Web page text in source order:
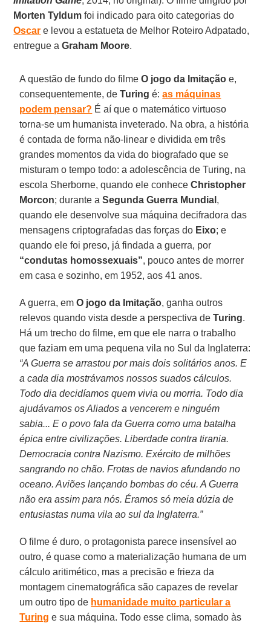
Morten Tyldum foi indicado para oito categorias do
Oscar e levou a estatueta de Melhor Roteiro Adpatado,
entregue aGraham Moore.
A questão de fundo do filme O jogo da Imitação e,
consequentemente, deTuring é:as máquinas
podem pensar? É aí que o matemático virtuoso
torna-se um humanista inveterado. Na obra, a história
é contada de forma não-linear e dividida em três
grandes momentos da vida do biografado que se
misturam o tempo todo: a adolescência de Turing, na
escola Sherborne, quando ele conheceChristopher
Morcon; durante aSegunda Guerra Mundial ,
quando ele desenvolve sua máquina decifradora das
mensagens criptografadas das forças do Eixo; e
quando ele foi preso, já findada a guerra, por
“condutas homossexuais”, pouco antes de morrer
em casa e sozinho, em 1952, aos 41 anos.
A guerra, emO jogo da Imitação, ganha outros
relevos quando vista desde a perspectiva deTuring.
Há um trecho do filme, em que ele narra o trabalho
que faziam em uma pequena vila no Sul da Inglaterra:
“A Guerra se arrastou por mais dois solitários anos. E
a cada dia mostrávamos nossos suados cálculos.
Todo dia decidíamos quem vivia ou morria. Todo dia
ajudávamos os Aliados a vencerem e ninguém
sabia... E o povo fala da Guerra como uma batalha
épica entre civilizações. Liberdade contra tirania.
Democracia contra Nazismo. Exército de milhões
sangrando no chão. Frotas de navios afundando no
oceano. Aviões lançando bombas do céu. A Guerra
não era assim para nós. Éramos só meia dúzia de
entusiastas numa vila ao sul da Inglaterra.”
O filme é duro, o protagonista parece insensível ao
outro, é quase como a materialização humana de um
cálculo aritimético, mas a precisão e frieza da
montagem cinematográfica são capazes de revelar
um outro tipo de humanidade muito particular a
Turing e sua máquina. Todo esse clima, somado às